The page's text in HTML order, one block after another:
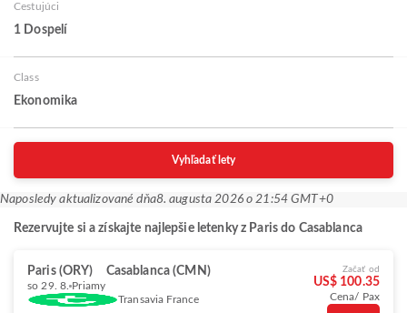
Cestujúci
1 Dospelí
Class
Ekonomika
Vyhľadať lety
Naposledy aktualizované dňa8. augusta 2026 o 21:54 GMT+0
Rezervujte si a získajte najlepšie letenky z Paris do Casablanca
Paris (ORY) Casablanca (CMN)
so 29. 8. Priamy
Transavia France
Začať od
US$ 100.35
Cena/ Pax